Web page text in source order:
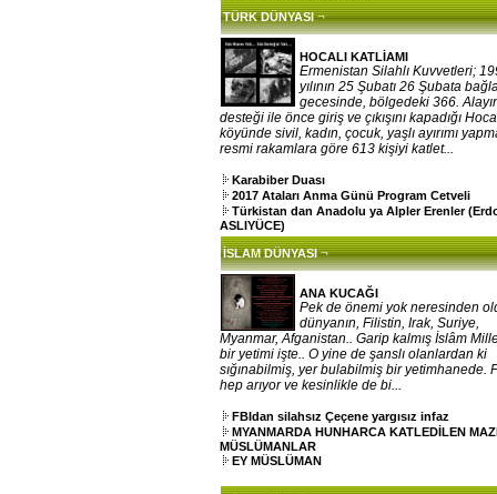
TÜRK DÜNYASI ¬
HOCALI KATLİAMI
Ermenistan Silahlı Kuvvetleri;
yılının 25 Şubatı 26 Şubata
gecesinde, bölgedeki 366.
desteği ile önce giriş ve çıkışını kapadığı
köyünde sivil, kadın, çocuk, yaşlı ayırımı
resmi rakamlara göre 613 kişiyi katlet...
Karabiber Duası
2017 Ataları Anma Günü Program Cetveli
Türkistan dan Anadolu ya Alpler Erenler
ASLIYÜCE)
İSLAM DÜNYASI ¬
ANA KUCAĞI
Pek de önemi yok neresinden
dünyanın, Filistin, Irak, Suriye,
Myanmar, Afganistan.. Garip kalmış İslâm
bir yetimi işte.. O yine de şanslı olanlardan ki
sığınabilmiş, yer bulabilmiş bir yetimhanede.
hep arıyor ve kesinlikle de bi...
FBIdan silahsız Çeçene yargısız infaz
MYANMARDA HUNHARCA KATLEDİLEN
MÜSLÜMANLAR
EY MÜSLÜMAN